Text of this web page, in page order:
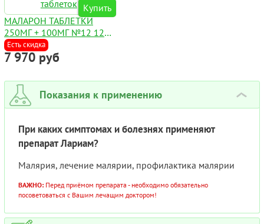
Купить
МАЛАРОН ТАБЛЕТКИ
250МГ + 100МГ №12 12
ТАБЛЕТОК
Есть скидка
7 970 руб
Показания к применению ›
При каких симптомах и болезнях применяют
препарат Лариам?
Малярия, лечение малярии, профилактика малярии
ВАЖНО: Перед приёмом препарата - необходимо обязательно
посоветоваться с Вашим лечащим доктором!